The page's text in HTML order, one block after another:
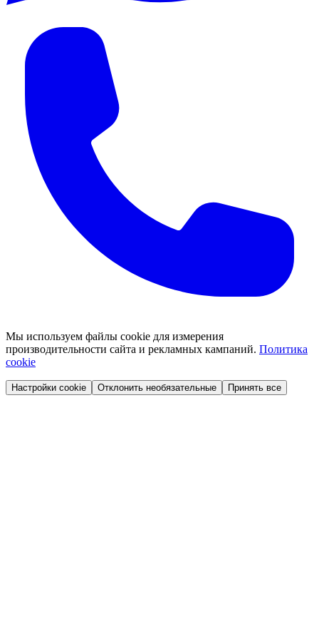
Мы используем файлы cookie для измерения
производительности сайта и рекламных кампаний. Политика
cookie
Настройки cookie Отклонить необязательные Принять все